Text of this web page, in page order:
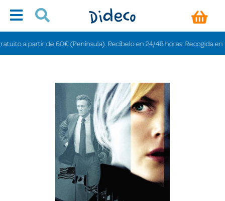
a partir de 60€ (Península). Recíbelo en 24/48 horas. Recogida en